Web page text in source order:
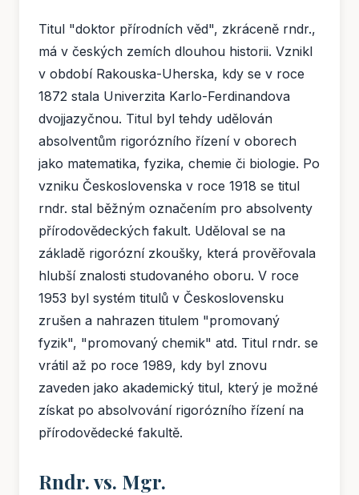
Titul "doktor přírodních věd", zkráceně rndr.,
má v českých zemích dlouhou historii. Vznikl
v období Rakouska-Uherska, kdy se v roce
1872 stala Univerzita Karlo-Ferdinandova
dvojjazyčnou. Titul byl tehdy udělován
absolventům rigorózního řízení v oborech
jako matematika, fyzika, chemie či biologie. Po
vzniku Československa v roce 1918 se titul
rndr. stal běžným označením pro absolventy
přírodovědeckých fakult. Uděloval se na
základě rigorózní zkoušky, která prověřovala
hlubší znalosti studovaného oboru. V roce
1953 byl systém titulů v Československu
zrušen a nahrazen titulem "promovaný
fyzik", "promovaný chemik" atd. Titul rndr. se
vrátil až po roce 1989, kdy byl znovu
zaveden jako akademický titul, který je možné
získat po absolvování rigorózního řízení na
přírodovědecké fakultě.
Rndr. vs. Mgr.